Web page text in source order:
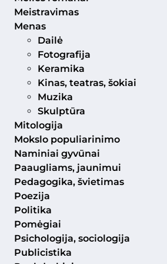
Meistravimas
Menas
Dailė
Fotografija
Keramika
Kinas, teatras, šokiai
Muzika
Skulptūra
Mitologija
Mokslo populiarinimo
Naminiai gyvūnai
Paaugliams, jaunimui
Pedagogika, švietimas
Poezija
Politika
Pomėgiai
Psichologija, sociologija
Publicistika